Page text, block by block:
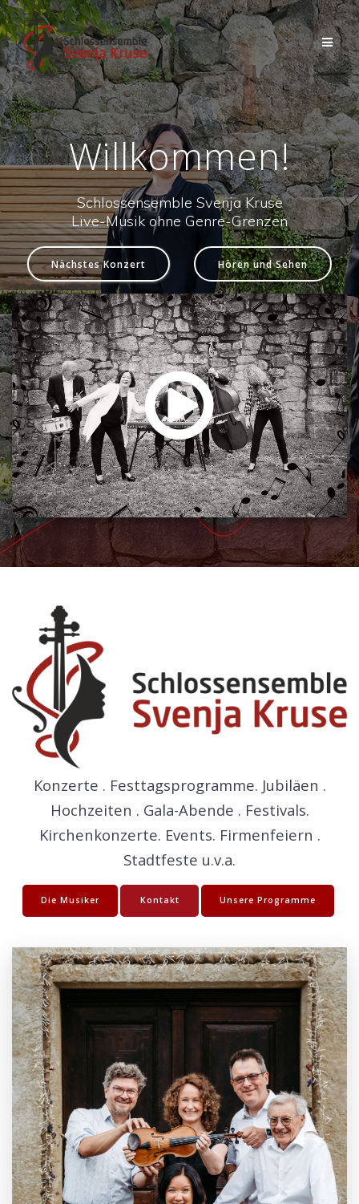
Zum
Inhalt
springen
Willkommen!
Schlossensemble Svenja Kruse
Live-Musik ohne Genre-Grenzen
Nächstes Konzert Hören und Sehen
Konzerte . Festtagsprogramme. Jubiläen .
Hochzeiten . Gala-Abende . Festivals.
Kirchenkonzerte. Events. Firmenfeiern .
Stadtfeste u.v.a.
Die Musiker Kontakt Unsere Programme